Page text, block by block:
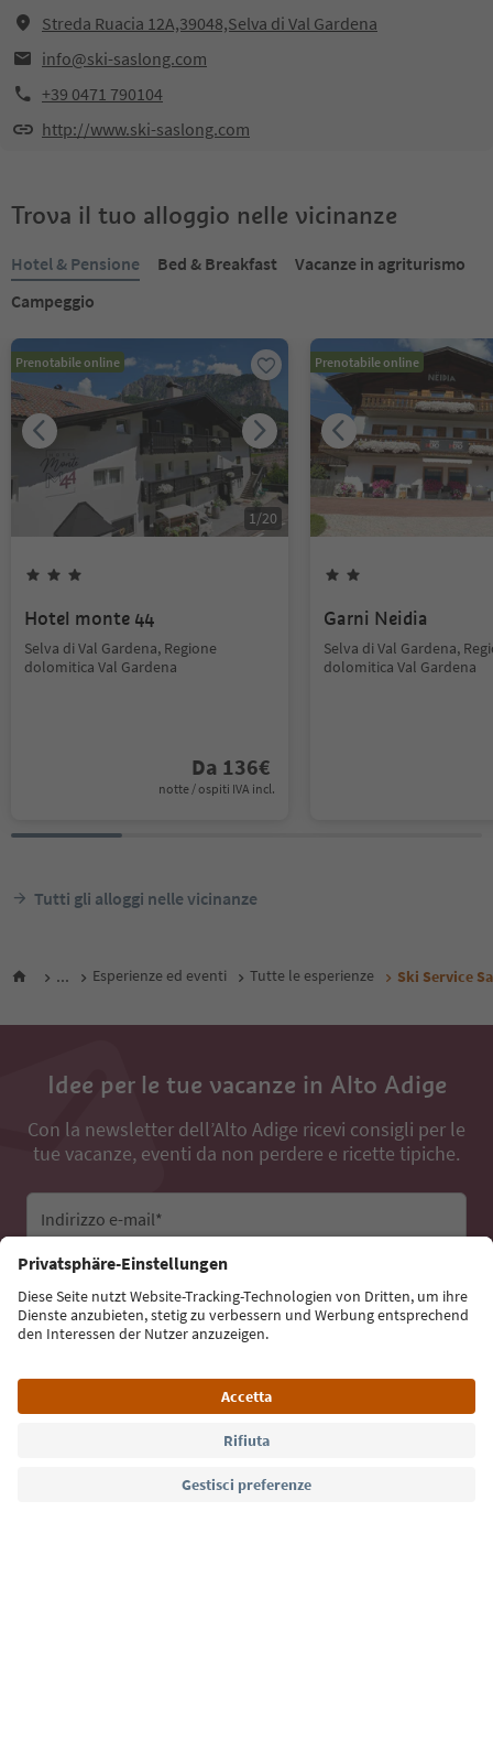
Streda Ruacia 12A,39048,Selva di Val Gardena
info@ski-saslong.com
+39 0471 790104
http://www.ski-saslong.com
Trova il tuo alloggio nelle vicinanze
Hotel & Pensione Bed & Breakfast
Vacanze in agriturismo
Campeggio
Prenotabile online
1/20
Hotel monte 44
Selva di Val Gardena, Regione
dolomitica Val Gardena
Da 136€
notte / ospiti IVA incl.
Prenotabile online
Garni Neidia
Selva di Val Gardena,
dolomitica Val Gardena
Tutti gli alloggi nelle vicinanze
... Esperienze ed eventi Tutte le esperienze Ski Service
Idee per le tue vacanze in Alto Adige
Con la newsletter dell’Alto Adige ricevi consigli per le
tue vacanze, eventi da non perdere e ricette tipiche.
Indirizzo e-mail*
Iscriviti alla newsletter